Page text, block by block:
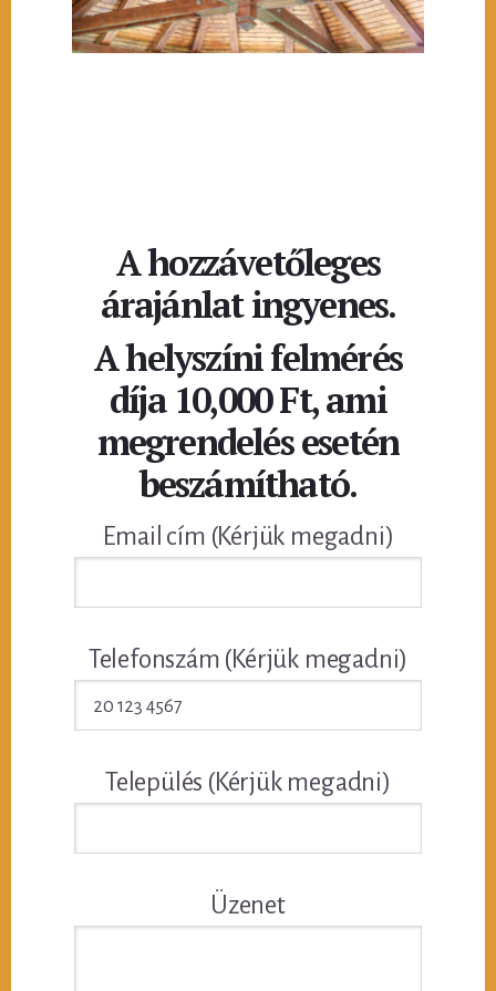
A hozzávetőleges
árajánlat ingyenes.
A helyszíni felmérés
díja 10,000 Ft, ami
megrendelés esetén
beszámítható.
Email cím (Kérjük megadni)
Telefonszám (Kérjük megadni)
Település (Kérjük megadni)
Üzenet